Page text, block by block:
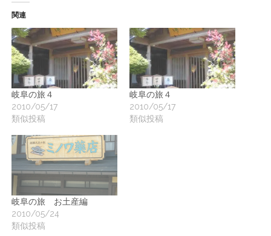
関連
岐阜の旅４
2010/05/17
類似投稿
岐阜の旅４
2010/05/17
類似投稿
岐阜の旅 お土産編
2010/05/24
類似投稿